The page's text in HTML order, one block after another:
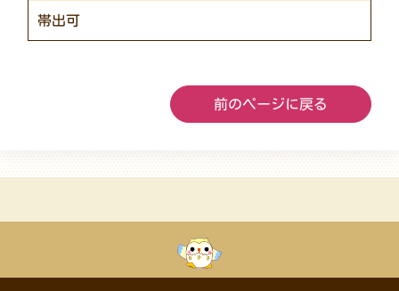
帯出可
前のページに戻る